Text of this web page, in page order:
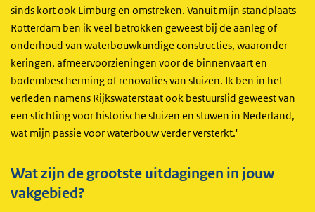
sinds kort ook Limburg en omstreken. Vanuit mijn standplaats
Rotterdam ben ik veel betrokken geweest bij de aanleg of
onderhoud van waterbouwkundige constructies, waaronder
keringen, afmeervoorzieningen voor de binnenvaart en
bodembescherming of renovaties van sluizen. Ik ben in het
verleden namens Rijkswaterstaat ook bestuurslid geweest van
een stichting voor historische sluizen en stuwen in Nederland,
wat mijn passie voor waterbouw verder versterkt.'
Wat zijn de grootste uitdagingen in jouw
vakgebied?